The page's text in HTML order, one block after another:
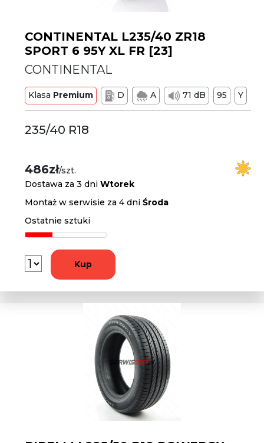
CONTINENTAL L235/40 ZR18
SPORT 6 95Y XL FR [23]
CONTINENTAL
Klasa Premium D A 71 dB 95 Y
235/40 R18
486zł/szt.
Dostawa za 3 dniWtorek
Montaż w serwisie za 4 dniŚroda
Ostatnie sztuki
Kup